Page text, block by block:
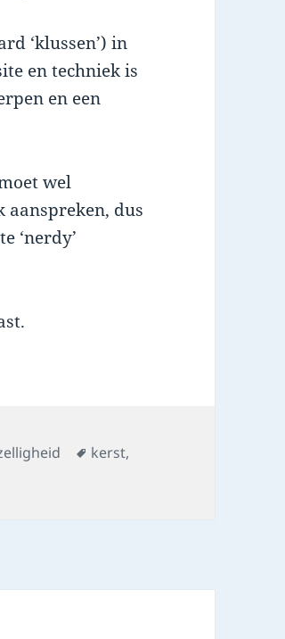
‘klussen’) in
en techniek is
en een
wel
dus
‘nerdy’
Tags
kerst,